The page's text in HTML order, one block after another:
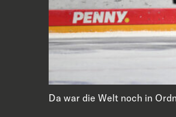
Da war die Welt noch in